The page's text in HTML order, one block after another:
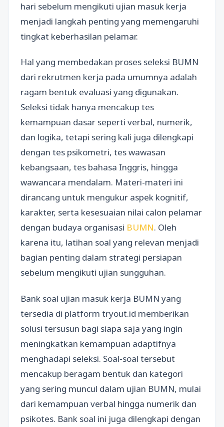
hari sebelum mengikuti ujian masuk kerja
menjadi langkah penting yang memengaruhi
tingkat keberhasilan pelamar.
Hal yang membedakan proses seleksi BUMN
dari rekrutmen kerja pada umumnya adalah
ragam bentuk evaluasi yang digunakan.
Seleksi tidak hanya mencakup tes
kemampuan dasar seperti verbal, numerik,
dan logika, tetapi sering kali juga dilengkapi
dengan tes psikometri, tes wawasan
kebangsaan, tes bahasa Inggris, hingga
wawancara mendalam. Materi-materi ini
dirancang untuk mengukur aspek kognitif,
karakter, serta kesesuaian nilai calon pelamar
dengan budaya organisasi BUMN. Oleh
karena itu, latihan soal yang relevan menjadi
bagian penting dalam strategi persiapan
sebelum mengikuti ujian sungguhan.
Bank soal ujian masuk kerja BUMN yang
tersedia di platform tryout.id memberikan
solusi tersusun bagi siapa saja yang ingin
meningkatkan kemampuan adaptifnya
menghadapi seleksi. Soal-soal tersebut
mencakup beragam bentuk dan kategori
yang sering muncul dalam ujian BUMN, mulai
dari kemampuan verbal hingga numerik dan
psikotes. Bank soal ini juga dilengkapi dengan